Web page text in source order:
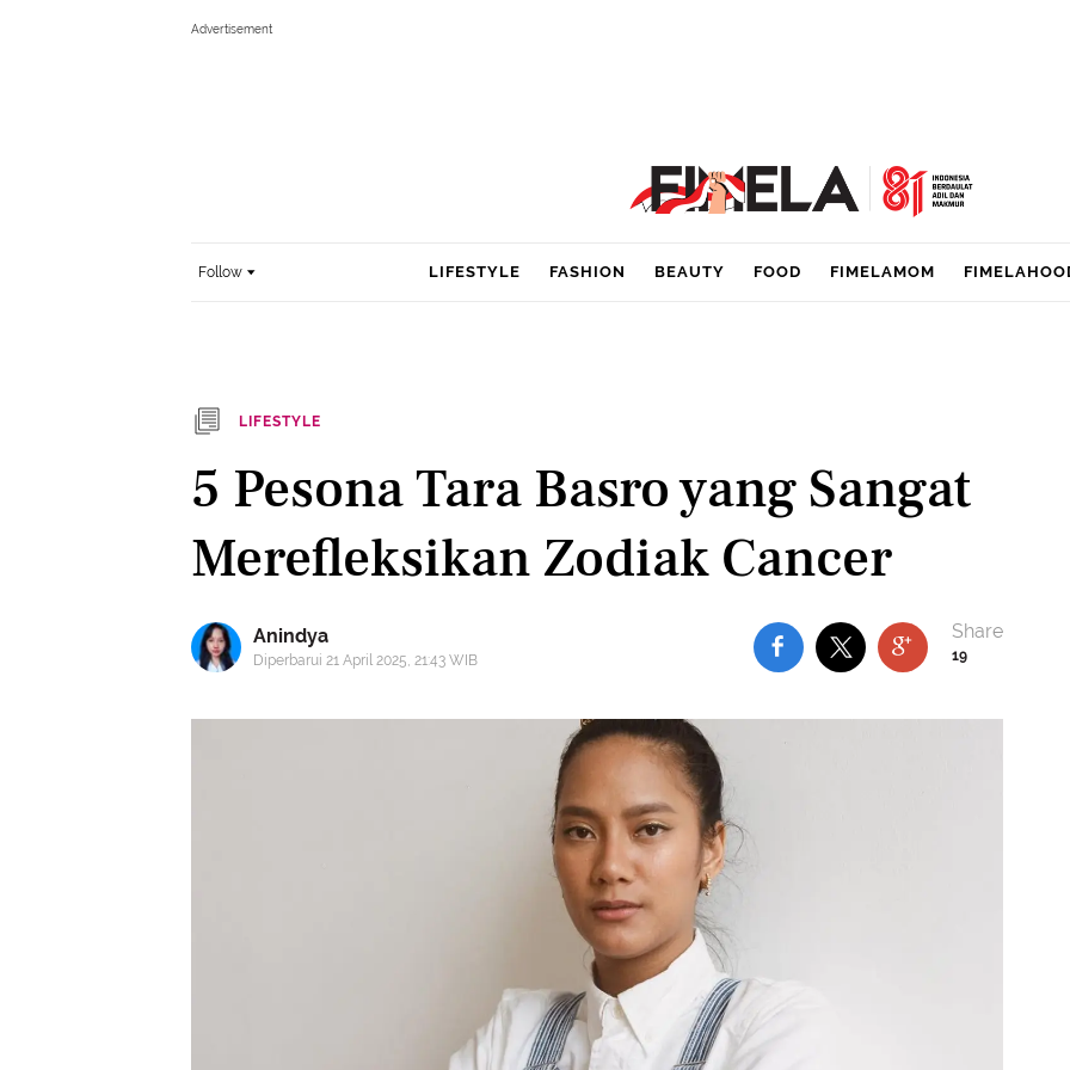
Follow LIFESTYLE FASHION BEAUTY FOOD FIMELAMOM
LIFESTYLE
5 Pesona Tara Basro yang Sangat
Merefleksikan Zodiak Cancer
Anindya
Diperbarui 21 April 2025, 21:43 WIB 19